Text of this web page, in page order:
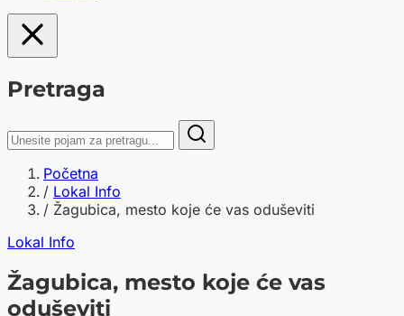
Pretraga
Početna
/ Lokal Info
/ Žagubica, mesto koje će vas oduševiti
Lokal Info
Žagubica, mesto koje će vas
oduševiti